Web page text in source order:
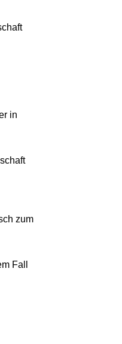
in
zum
Fall